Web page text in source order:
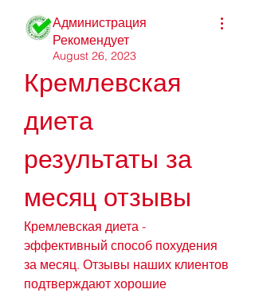
Администрация
Рекомендует
August 26, 2023
Кремлевская
диета
результаты за
месяц отзывы
Кремлевская диета -
эффективный способ похудения
за месяц. Отзывы наших клиентов
подтверждают хорошие